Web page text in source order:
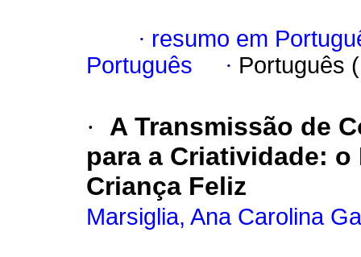
· resumo em
Português
· Português
·
A Transmissão de
para a Criatividade:
Criança Feliz
Marsiglia, Ana Carolina